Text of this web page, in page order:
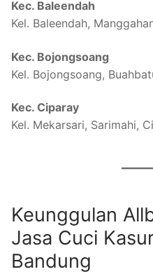
Kec. Baleendah
Kel. Baleendah,
Kec. Bojongsoang
Kel. Bojongsoang,
Kec. Ciparay
Kel. Mekarsari, Sarimahi,
Keunggulan
Jasa Cuci
Bandung